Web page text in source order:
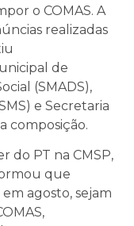
o COMAS. A
realizadas
de
(SMADS),
e Secretaria
composição.
do PT na CMSP,
que
agosto, sejam